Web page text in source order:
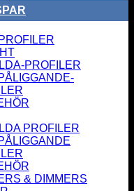
PROFILER
PROFILER
& DIMMERS